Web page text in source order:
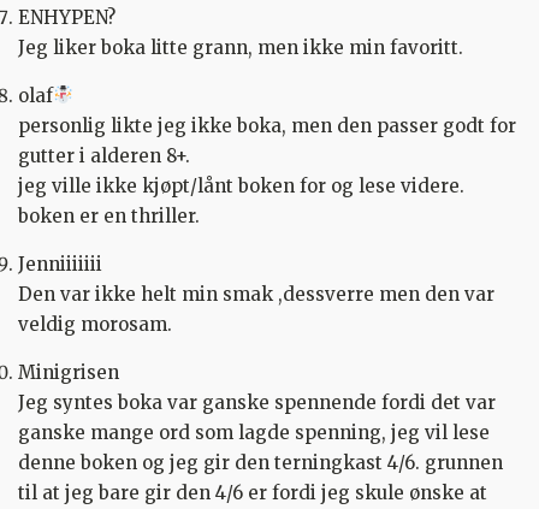
ENHYPEN?
Jeg liker boka litte grann, men ikke min favoritt.
olaf
personlig likte jeg ikke boka, men den passer godt for
gutter i alderen 8+.
jeg ville ikke kjøpt/lånt boken for og lese videre.
boken er en thriller.
Jenniiiiiii
Den var ikke helt min smak ,dessverre men den var
veldig morosam.
Minigrisen
Jeg syntes boka var ganske spennende fordi det var
ganske mange ord som lagde spenning, jeg vil lese
denne boken og jeg gir den terningkast 4/6. grunnen
til at jeg bare gir den 4/6 er fordi jeg skule ønske at